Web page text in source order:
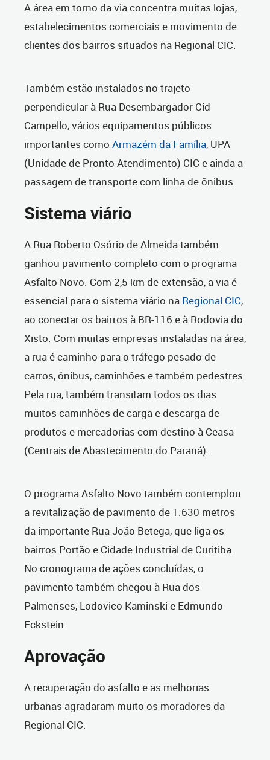
A área em torno da via concentra muitas lojas,
estabelecimentos comerciais e movimento de
clientes dos bairros situados na Regional CIC.
Também estão instalados no trajeto
perpendicular à Rua Desembargador Cid
Campello, vários equipamentos públicos
importantes como Armazém da Família, UPA
(Unidade de Pronto Atendimento) CIC e ainda a
passagem de transporte com linha de ônibus.
Sistema viário
A Rua Roberto Osório de Almeida também
ganhou pavimento completo com o programa
Asfalto Novo. Com 2,5 km de extensão, a via é
essencial para o sistema viário na Regional CIC,
ao conectar os bairros à BR-116 e à Rodovia do
Xisto. Com muitas empresas instaladas na área,
a rua é caminho para o tráfego pesado de
carros, ônibus, caminhões e também pedestres.
Pela rua, também transitam todos os dias
muitos caminhões de carga e descarga de
produtos e mercadorias com destino à Ceasa
(Centrais de Abastecimento do Paraná).
O programa Asfalto Novo também contemplou
a revitalização de pavimento de 1.630 metros
da importante Rua João Betega, que liga os
bairros Portão e Cidade Industrial de Curitiba.
No cronograma de ações concluídas, o
pavimento também chegou à Rua dos
Palmenses, Lodovico Kaminski e Edmundo
Eckstein.
Aprovação
A recuperação do asfalto e as melhorias
urbanas agradaram muito os moradores da
Regional CIC.